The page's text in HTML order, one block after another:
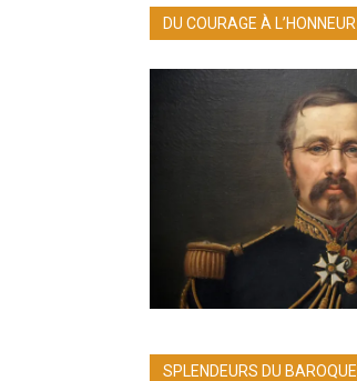
DU COURAGE À L’HONNEUR
SPLENDEURS DU BAROQUE